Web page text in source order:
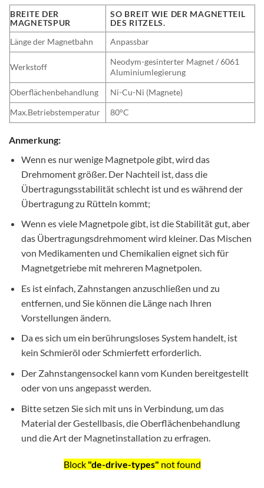
BREITE DER
MAGNETSPUR
SO BREIT WIE DER MAGNETTEIL
DES RITZELS.
Länge der Magnetbahn
Anpassbar
Werkstoff
Neodym-gesinterter Magnet / 6061
Aluminiumlegierung
Oberflächenbehandlung
Ni-Cu-Ni (Magnete)
Max.Betriebstemperatur
80°C
Anmerkung:
Wenn es nur wenige Magnetpole gibt, wird das
Drehmoment größer. Der Nachteil ist, dass die
Übertragungsstabilität schlecht ist und es während der
Übertragung zu Rütteln kommt;
Wenn es viele Magnetpole gibt, ist die Stabilität gut, aber
das Übertragungsdrehmoment wird kleiner. Das Mischen
von Medikamenten und Chemikalien eignet sich für
Magnetgetriebe mit mehreren Magnetpolen.
Es ist einfach, Zahnstangen anzuschließen und zu
entfernen, und Sie können die Länge nach Ihren
Vorstellungen ändern.
Da es sich um ein berührungsloses System handelt, ist
kein Schmieröl oder Schmierfett erforderlich.
Der Zahnstangensockel kann vom Kunden bereitgestellt
oder von uns angepasst werden.
Bitte setzen Sie sich mit uns in Verbindung, um das
Material der Gestellbasis, die Oberflächenbehandlung
und die Art der Magnetinstallation zu erfragen.
Block "de-drive-types" not found